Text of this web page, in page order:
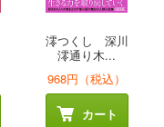
澪つくし 深川
澪通り木...
968円（税込）
カート